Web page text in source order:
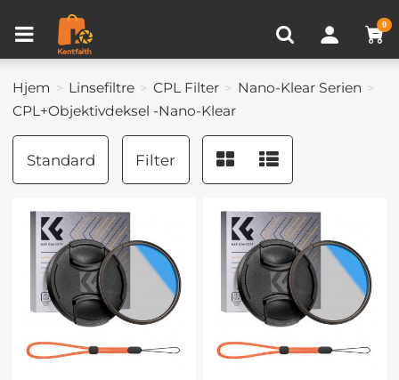
0
Hjem Linsefiltre CPL Filter
Nano-Klear Serien
CPL+Objektivdeksel -Nano-Klear
Standard Filter